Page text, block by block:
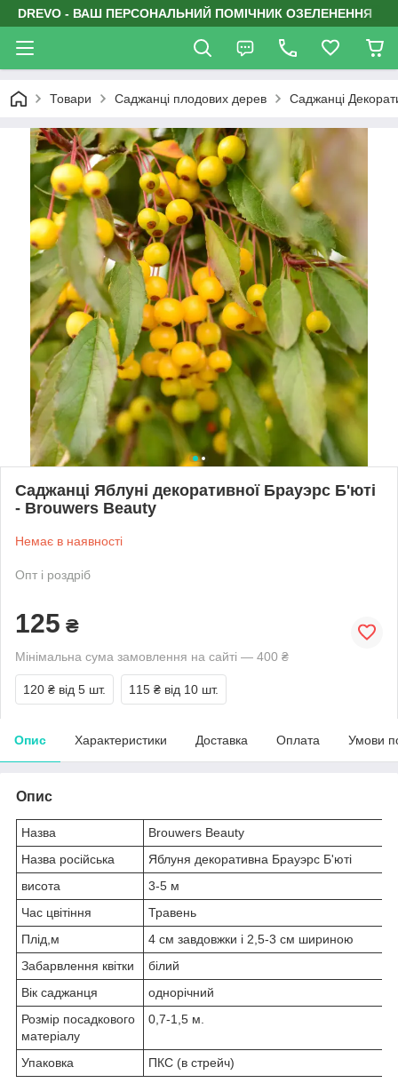
DREVO - ВАШ ПЕРСОНАЛЬНИЙ ПОМІЧНИК ОЗЕЛЕНЕННЯ
Товари Саджанці плодових дерев Саджанці
Саджанці Яблуні декоративної Брауэрс Б'юті
- Brouwers Beauty
Немає в наявності
Опт і роздріб
125 ₴
Мінімальна сума замовлення на сайті — 400 ₴
120 ₴ від 5 шт. 115 ₴ від 10 шт.
Опис Характеристики Доставка Оплата Умови
Опис
Назва
Brouwers Beauty
Назва російська
Яблуня декоративна Брауэрс Б'юті
висота
3-5 м
Час цвітіння
Травень
Плід,м
4 см завдовжки і 2,5-3 см шириною
Забарвлення квітки
білий
Вік саджанця
однорічний
Розмір посадкового
матеріалу
0,7-1,5 м.
Упаковка ПКС (в стрейч)